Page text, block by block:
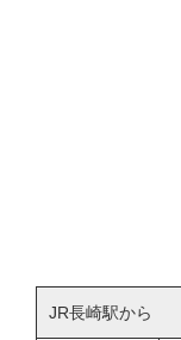
JR長崎駅から